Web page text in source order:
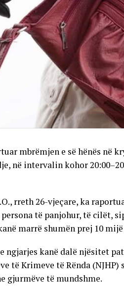
mbrëmjen e së hënës në
në intervalin kohor
rreth 26-vjeçare, ka
të panjohur, të cilët,
marrë shumën prej 10
ngjarjes kanë dalë njësitet
të Krimeve të Rënda
gjurmëve të mundshme.